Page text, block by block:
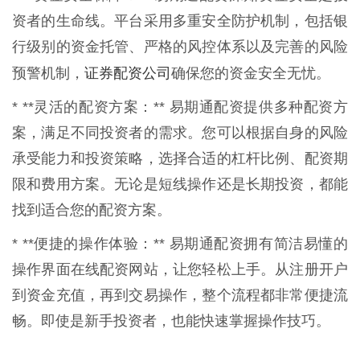
资者的生命线。平台采用多重安全防护机制，包括银
行级别的资金托管、严格的风控体系以及完善的风险
预警机制， 证券配资公司确保您的资金安全无忧。
* **灵活的配资方案：** 易期通配资提供多种配资方
案，满足不同投资者的需求。您可以根据自身的风险
承受能力和投资策略，选择合适的杠杆比例、配资期
限和费用方案。无论是短线操作还是长期投资，都能
找到适合您的配资方案。
* **便捷的操作体验：** 易期通配资拥有简洁易懂的
操作界面在线配资网站，让您轻松上手。从注册开户
到资金充值，再到交易操作，整个流程都非常便捷流
畅。即使是新手投资者，也能快速掌握操作技巧。